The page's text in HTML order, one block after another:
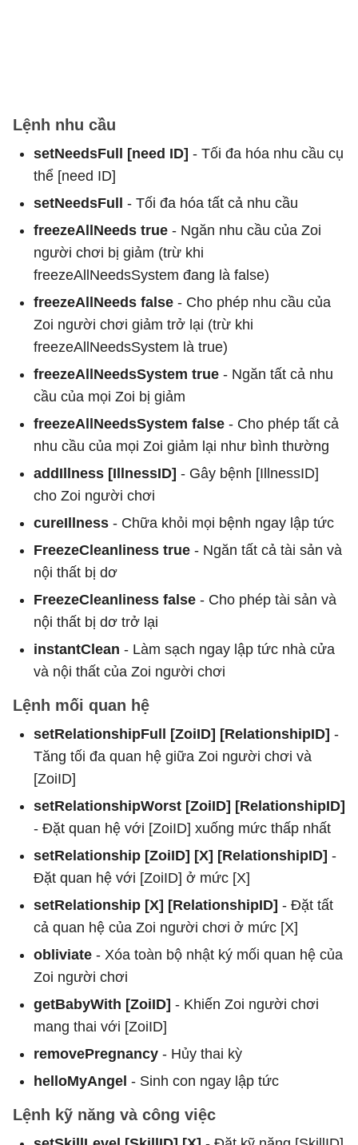
Lệnh nhu cầu
setNeedsFull [need ID] - Tối đa hóa nhu cầu cụ
thể [need ID]
setNeedsFull - Tối đa hóa tất cả nhu cầu
freezeAllNeeds true - Ngăn nhu cầu của Zoi
người chơi bị giảm (trừ khi
freezeAllNeedsSystem đang là false)
freezeAllNeeds false - Cho phép nhu cầu của
Zoi người chơi giảm trở lại (trừ khi
freezeAllNeedsSystem là true)
freezeAllNeedsSystem true - Ngăn tất cả nhu
cầu của mọi Zoi bị giảm
freezeAllNeedsSystem false - Cho phép tất cả
nhu cầu của mọi Zoi giảm lại như bình thường
addIllness [IllnessID] - Gây bệnh [IllnessID]
cho Zoi người chơi
cureIllness - Chữa khỏi mọi bệnh ngay lập tức
FreezeCleanliness true - Ngăn tất cả tài sản và
nội thất bị dơ
FreezeCleanliness false - Cho phép tài sản và
nội thất bị dơ trở lại
instantClean - Làm sạch ngay lập tức nhà cửa
và nội thất của Zoi người chơi
Lệnh mối quan hệ
setRelationshipFull [ZoiID] [RelationshipID] -
Tăng tối đa quan hệ giữa Zoi người chơi và
[ZoiID]
setRelationshipWorst [ZoiID] [RelationshipID]
- Đặt quan hệ với [ZoiID] xuống mức thấp nhất
setRelationship [ZoiID] [X] [RelationshipID] -
Đặt quan hệ với [ZoiID] ở mức [X]
setRelationship [X] [RelationshipID] - Đặt tất
cả quan hệ của Zoi người chơi ở mức [X]
obliviate - Xóa toàn bộ nhật ký mối quan hệ của
Zoi người chơi
getBabyWith [ZoiID] - Khiến Zoi người chơi
mang thai với [ZoiID]
removePregnancy - Hủy thai kỳ
helloMyAngel - Sinh con ngay lập tức
Lệnh kỹ năng và công việc